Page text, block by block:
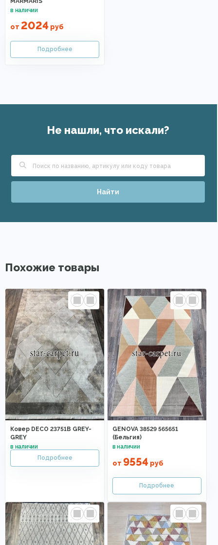
от 2024 руб
Не нашли, что искали?
Найти
Похожие товары
Ковер DECO 23751B GREY-
GREY
GENOVA 38529 565651
(Бельгия)
от 9554руб